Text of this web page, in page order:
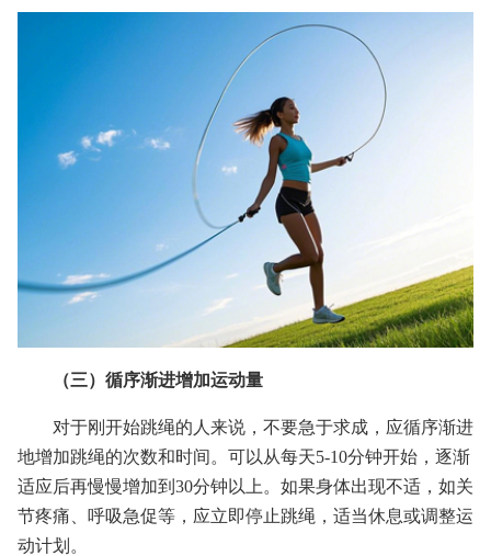
（三）循序渐进增加运动量
对于刚开始跳绳的人来说，不要急于求成，应循序渐进
地增加跳绳的次数和时间。可以从每天5-10分钟开始，逐渐
适应后再慢慢增加到30分钟以上。如果身体出现不适，如关
节疼痛、呼吸急促等，应立即停止跳绳，适当休息或调整运
动计划。